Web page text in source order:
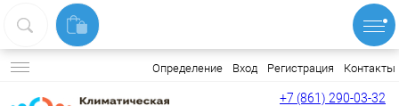
Определение Вход Регистрация Контакты
+7 (861) 290-03-32